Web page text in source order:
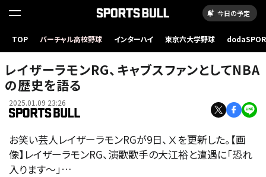
今日の予定
TOP バーチャル高校野球 インターハイ 東京六大学野球
レイザーラモンRG、キャブスファンとしてNBA
の歴史を語る
2025.01.09 23:26
お笑い芸人レイザーラモンRGが9日、Ⅹを更新した。【画
像】レイザーラモンRG、演歌歌手の大江裕と遭遇に「恐れ
入ります〜」…